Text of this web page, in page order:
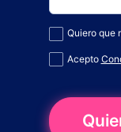
Quiero que
Acepto